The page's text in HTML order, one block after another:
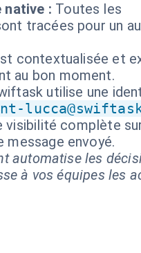
native : Toutes les
tracées pour un
contextualisée et
au bon moment.
utilise une
visibilité complète
message envoyé.
automatise les
à vos équipes les